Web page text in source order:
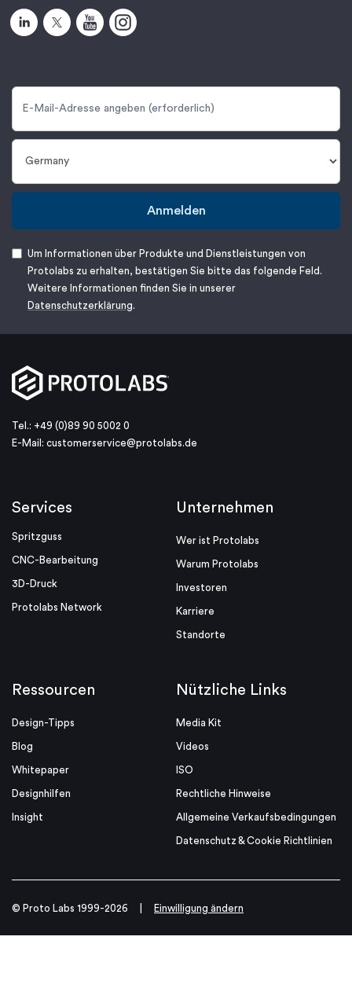
Anmelden
Um Informationen über Produkte und Dienstleistungen von
Protolabs zu erhalten, bestätigen Sie bitte das folgende Feld.
Weitere Informationen finden Sie in unserer
Datenschutzerklärung.
Tel.: +49 (0)89 90 5002 0
E-Mail: customerservice@protolabs.de
Services
Spritzguss
CNC-Bearbeitung
3D-Druck
Protolabs Network
Unternehmen
Wer ist Protolabs
Warum Protolabs
Investoren
Karriere
Standorte
Ressourcen
Design-Tipps
Blog
Whitepaper
Designhilfen
Insight
Nützliche Links
Media Kit
Videos
ISO
Rechtliche Hinweise
Allgemeine Verkaufsbedingungen
Datenschutz & Cookie Richtlinien
© Proto Labs 1999-2026 Einwilligung ändern